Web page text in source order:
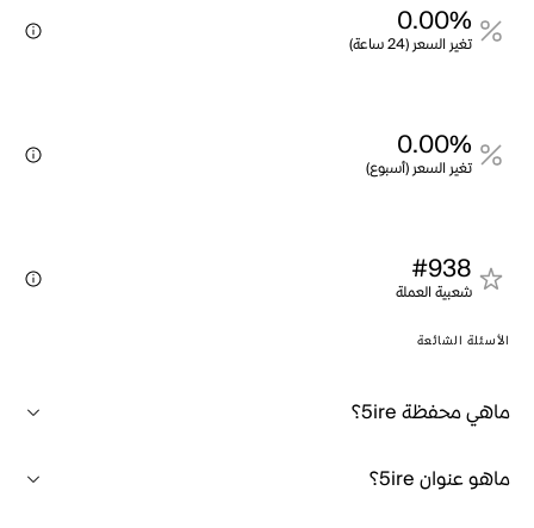
0.00%
تغير السعر (24 ساعة)
0.00%
تغير السعر (أسبوع)
#938
شعبية العملة
الأسئلة الشائعة
ماهي محفظة 5ire؟
ماهو عنوان 5ire؟